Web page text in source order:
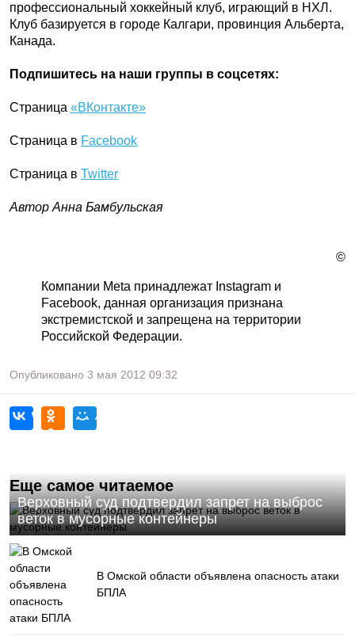
профессиональный хоккейный клуб, играющий в НХЛ.
Клуб базируется в городе Калгари, провинция Альберта,
Канада.
Подпишитесь на наши группы в соцсетях:
Страница «ВКонтакте»
Страница в Facebook
Страница в Twitter
Автор Анна Бамбульская
©
Компании Meta принадлежат Instagram и
Facebook, данная организация признана
экстремистской и запрещена на территории
Российской Федерации.
Опубликовано 3 мая 2012 09:32
Еще самое читаемое
Верховный суд подтвердил запрет на выброс
веток в мусорные контейнеры
В Омской области объявлена опасность атаки
БПЛА